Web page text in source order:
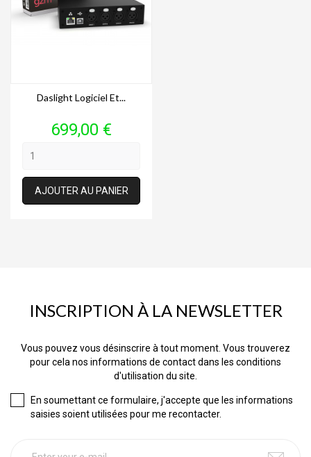
Daslight Logiciel Et...
Prix
699,00 €
AJOUTER AU PANIER
INSCRIPTION À LA NEWSLETTER
Vous pouvez vous désinscrire à tout moment. Vous trouverez
pour cela nos informations de contact dans les conditions
d'utilisation du site.
En soumettant ce formulaire, j'accepte que les informations
saisies soient utilisées pour me recontacter.